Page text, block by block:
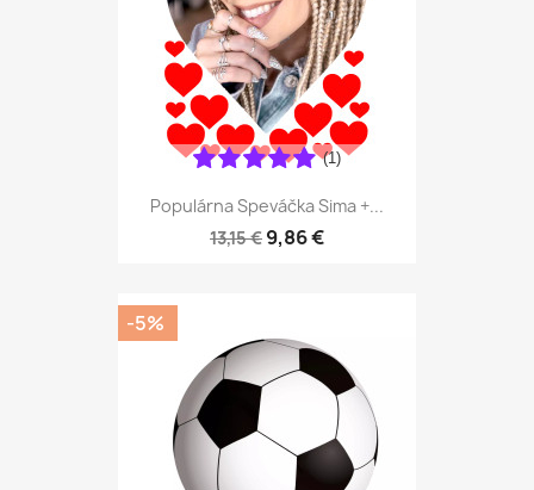
Populárna Speváčka Sima +...
13,15 € 9,86 €
(1)
-5%